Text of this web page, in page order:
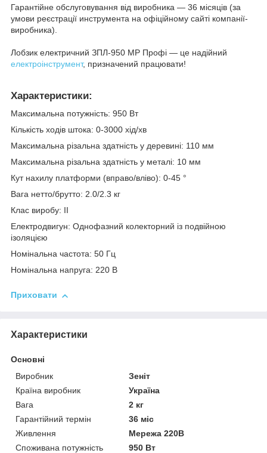
Гарантійне обслуговування від виробника — 36 місяців (за
умови реєстрації инструмента на офіційному сайті компанії-
виробника).
Лобзик електричний ЗПЛ-950 МР Профі — це надійний
електроінструмент, призначений працювати!
Характеристики:
Максимальна потужність: 950 Вт
Кількість ходів штока: 0-3000 хід/хв
Максимальна різальна здатність у деревині: 110 мм
Максимальна різальна здатність у металі: 10 мм
Кут нахилу платформи (вправо/вліво): 0-45 °
Вага нетто/брутто: 2.0/2.3 кг
Клас виробу: II
Електродвигун: Однофазний колекторний із подвійною
ізоляцією
Номінальна частота: 50 Гц
Номінальна напруга: 220 В
Приховати
Характеристики
Основні
Виробник
Зеніт
Країна виробник
Україна
Вага
2 кг
Гарантійний термін
36 міс
Живлення
Мережа 220В
Споживана потужність
950 Вт